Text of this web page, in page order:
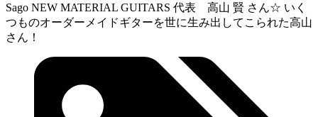
Sago NEW MATERIAL GUITARS 代表 高山 賢 さん☆ いく
つものオーダーメイドギターを世に生み出してこられた高山
さん！